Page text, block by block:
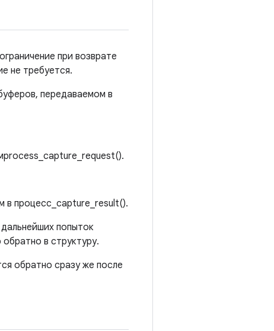
при возврате
не требуется.
передаваемом в
в процесс_capture_result().
попыток
в структуру.
обратно сразу же после